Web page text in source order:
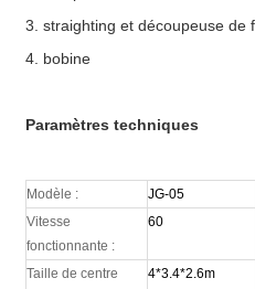
3. straighting et découpeuse de
4. bobine
Paramètres techniques
Modèle : JG-05
Vitesse
fonctionnante :
60
Taille de centre
4*3.4*2.6m